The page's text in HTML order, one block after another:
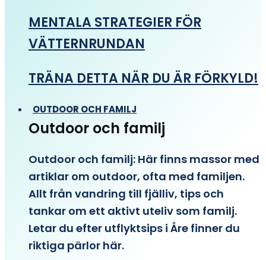
MENTALA STRATEGIER FÖR
VÄTTERNRUNDAN
TRÄNA DETTA NÄR DU ÄR FÖRKYLD!
OUTDOOR OCH FAMILJ
Outdoor och familj
Outdoor och familj: Här finns massor med
artiklar om outdoor, ofta med familjen.
Allt från vandring till fjälliv, tips och
tankar om ett aktivt uteliv som familj.
Letar du efter utflyktsips i Åre finner du
riktiga pärlor här.